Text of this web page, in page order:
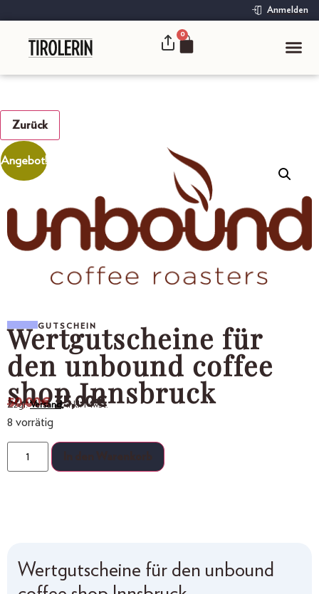
Anmelden
0
Zurück
Angebot!
GUTSCHEIN
Wertgutscheine für
den unbound coffee
shop Innsbruck
50,00€ 35,00€
Zzgl.Versand,inkl. MwSt.
8 vorrätig
Wertgutscheine für den unbound